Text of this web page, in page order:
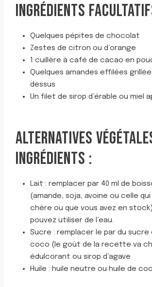
INGRÉDIENTS
Quelques pépites de chocolat
Zestes de citron ou d’orange
1 cuillère à café de cacao en
Quelques amandes effilées
dessus
Un filet de sirop d’érable ou miel
ALTERNATIVES
INGRÉDIENTS :
Lait : remplacer par 40 ml de
(amande, soja, avoine ou celle
chère ou que vous avez en
pouvez utiliser de l’eau.
Sucre : remplacer le par du sucre
coco (le goût de la recette va
édulcorant ou sirop d’agave
Huile : huile neutre ou huile de